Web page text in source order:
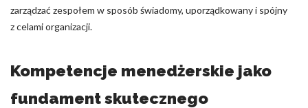
zarządzać zespołem w sposób świadomy, uporządkowany i spójny
z celami organizacji.
Kompetencje menedżerskie jako
fundament skutecznego